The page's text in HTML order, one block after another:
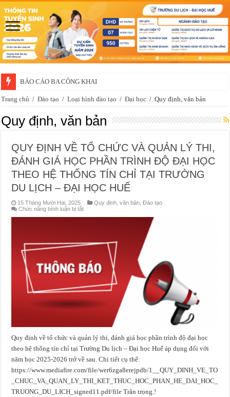
BÁO CÁO BA CÔNG KHAI
Trang chủ / Đào tạo / Loại hình đào tạo / Đại học / Quy định, văn bản
Quy định, văn bản
QUY ĐỊNH VỀ TỔ CHỨC VÀ QUẢN LÝ THI,
ĐÁNH GIÁ HỌC PHẦN TRÌNH ĐỘ ĐẠI HỌC
THEO HỆ THỐNG TÍN CHỈ TẠI TRƯỜNG
DU LỊCH – ĐẠI HỌC HUẾ
15 Tháng Mười Hai, 2025 Quy định, văn bản ,Đào tạo
Chức năng bình luận bị tắtở
VÀ
THI,
ĐÁNH
GIÁ
PHẦN
ĐỘ
ĐẠI
TÍN
TẠI
TRƯỜNG
DU
LỊCH
ĐẠI
HUẾ
Quy định về tổ chức và quản lý thi, đánh giá học phần trình độ đại học
theo hệ thống tín chỉ tại Trường Du lịch – Đại học Huế áp dụng đối với
năm học 2025-2026 trở về sau. Chi tiết cụ thể:
https://www.mediafire.com/file/wer6zga8erejpdb/1__QUY_DINH_VE_TO
_CHUC_VA_QUAN_LY_THI_KET_THUC_HOC_PHAN_HE_DAI_HOC_
TRUONG_DU_LICH_signed11.pdf/file Trân trọng.!